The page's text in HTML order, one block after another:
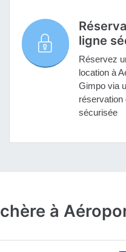
ligne
Réservez
location à
Gimpo via
réservation
sécurisée
à